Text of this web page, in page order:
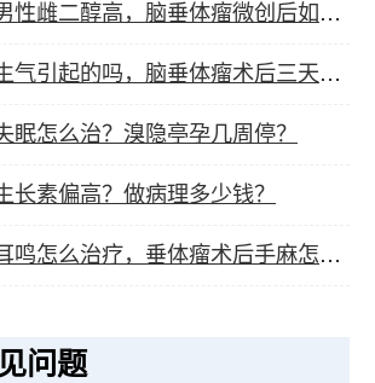
雌二醇高，脑垂体瘤微创后如何护理？
引起的吗，脑垂体瘤术后三天肚子胀？
眠怎么治？溴隐亭孕几周停？
长素偏高？做病理多少钱？
怎么治疗，垂体瘤术后手麻怎么回事？
问题